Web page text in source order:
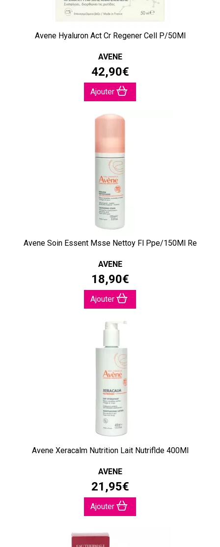
Avene Hyaluron Act Cr Regener Cell P/50Ml
AVENE
42,90€
Ajouter
Avene Soin Essent Msse Nettoy Fl Ppe/150Ml Re
AVENE
18,90€
Ajouter
Avene Xeracalm Nutrition Lait Nutriflde 400Ml
AVENE
21 ,95€
Ajouter